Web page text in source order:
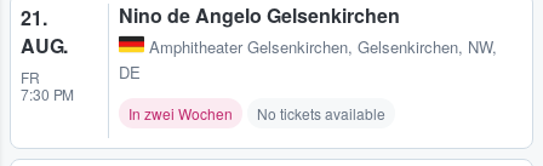
21.
AUG.
FR
7:30 PM
Nino de Angelo Gelsenkirchen
Amphitheater Gelsenkirchen, Gelsenkirchen, NW,
DE
In zwei Wochen No tickets available